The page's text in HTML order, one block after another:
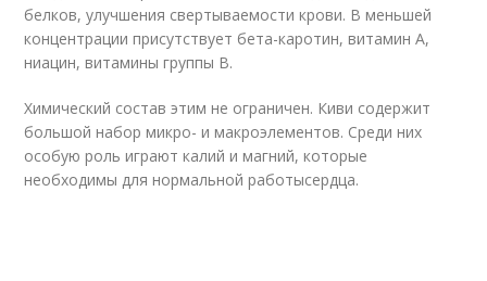
белков, улучшения свертываемости крови. В меньшей
концентрации присутствует бета-каротин, витамин A,
ниацин, витамины группы B.
Химический состав этим не ограничен. Киви содержит
большой набор микро- и макроэлементов. Среди них
особую роль играют калий и магний, которые
необходимы для нормальной работысердца.